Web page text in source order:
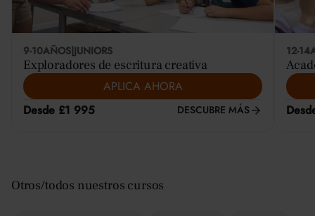
9-10AÑOS JUNIORS
Exploradores de escritura creativa
APLICA AHORA
Desde £1 995
DESCUBRE MÁS
12-14
Otros/todos nuestros cursos